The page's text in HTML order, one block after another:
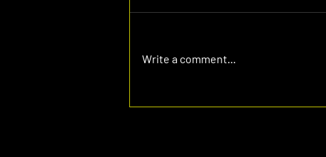
Write a comment...